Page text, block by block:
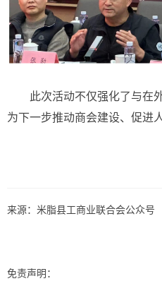
此次活动不仅强化了与在
为下一步推动商会建设、促进
来源：米脂县工商业联合会公众号
免责声明：